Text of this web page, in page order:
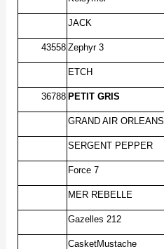
JACK
43558 Zephyr 3
ETCH
36788 PETIT GRIS
GRAND AIR ORLEANS
SERGENT PEPPER
Force 7
MER REBELLE
Gazelles 212
CasketMustache